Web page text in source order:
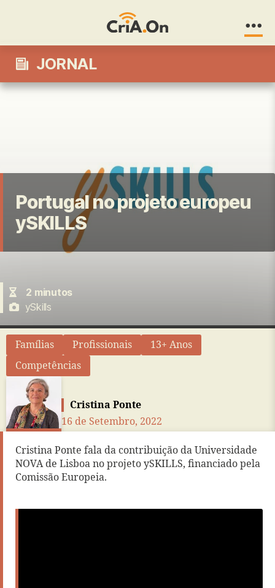
JORNAL
Portugal no projeto europeu
ySKILLS
2 minutos
ySkills
Famílias Profissionais
13+ Anos
Competências
Cristina Ponte
16 de Setembro, 2022
Cristina Ponte fala da contribuição da Universidade
NOVA de Lisboa no projeto ySKILLS, financiado pela
Comissão Europeia.